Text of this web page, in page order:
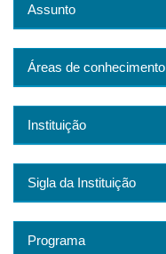
Assunto
Áreas de conhecimento
Instituição
Sigla da Instituição
Programa